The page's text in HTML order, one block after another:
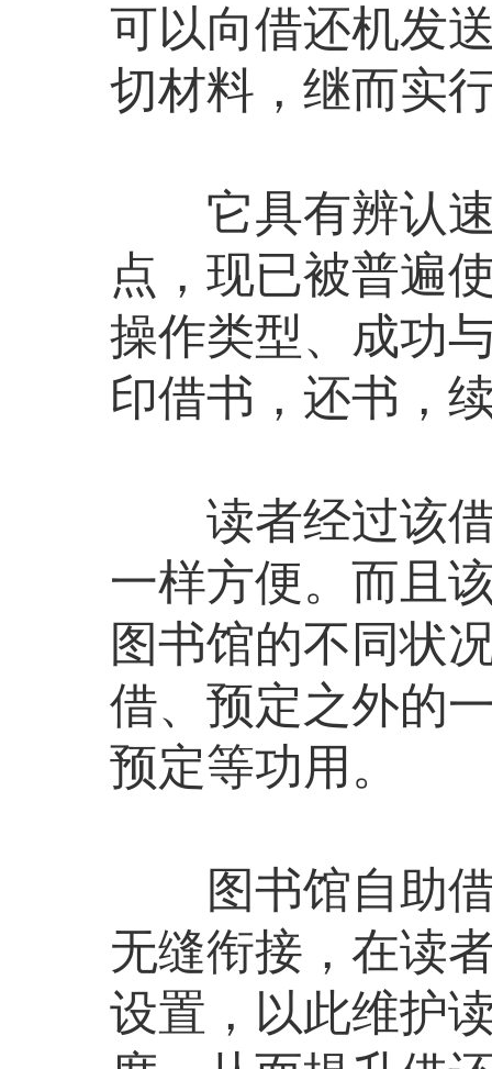
可以向借还机发
切材料，继而实
它具有辨认速
点，现已被普遍
操作类型、成功
印借书，还书，
读者经过该借
一样方便。而且
图书馆的不同状
借、预定之外的
预定等功用。
图书馆自助借
无缝衔接，在读
设置，以此维护